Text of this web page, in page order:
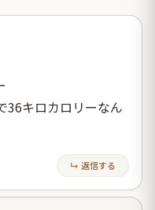
36キロカロリーなん
↳ 返信する